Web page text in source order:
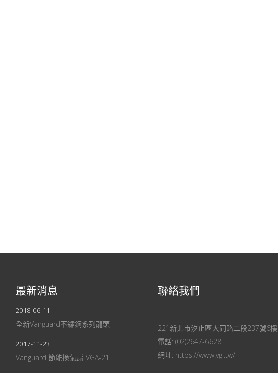
最新消息
2018-06-11
全新Vanguard不鏽鋼系列龍頭
2017-11-23
Vanguard 節能換氣扇 VGA-21
聯絡我們
221新北市汐止區大同路二段237號6樓
電話: (02)2647-6628
網址: https://www.vgi.tw/